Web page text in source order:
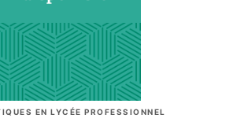
EN LYCÉE PROFESSIONNEL